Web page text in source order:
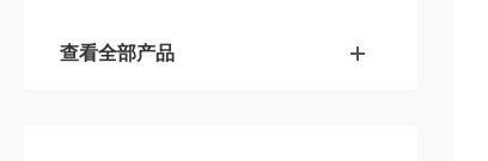
查看全部产品